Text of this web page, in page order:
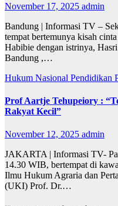
November 17, 2025 admin
Bandung | Informasi TV –
tempat bertemunya kisah
Habibie dengan istrinya,
Bandung ,…
Hukum Nasional Pendidikan
Prof Aartje Tehupeiory :
Rakyat Kecil”
November 12, 2025 admin
JAKARTA | Informasi TV-
14.30 WIB, bertempat di
Ilmu Hukum Agraria dan
(UKI) Prof. Dr.…